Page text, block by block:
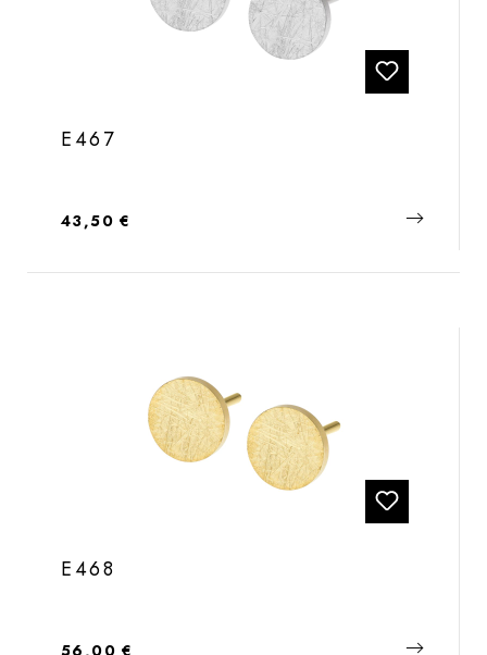
E467
Regulärer Preis:
43,50 €
E468
Regulärer Preis:
56,00 €